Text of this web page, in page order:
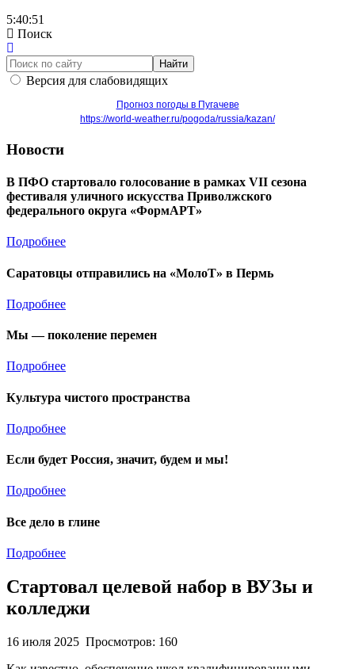
5:40:51
Поиск
Найти
Версия для слабовидящих
Прогноз погоды в Пугачеве
https://world-weather.ru/pogoda/russia/kazan/
Новости
В ПФО стартовало голосование в рамках VII сезона
фестиваля уличного искусства Приволжского
федерального округа «ФормАРТ»
Подробнее
Саратовцы отправились на «МолоТ» в Пермь
Подробнее
Мы — поколение перемен
Подробнее
Культура чистого пространства
Подробнее
Если будет Россия, значит, будем и мы!
Подробнее
Все дело в глине
Подробнее
Стартовал целевой набор в ВУЗы и
колледжи
16 июля 2025 Просмотров: 160